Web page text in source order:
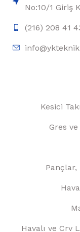
No:10/1 Giriş
(216) 208 41
Kesici
Gres
Pançlar,
Havalı ve Crv